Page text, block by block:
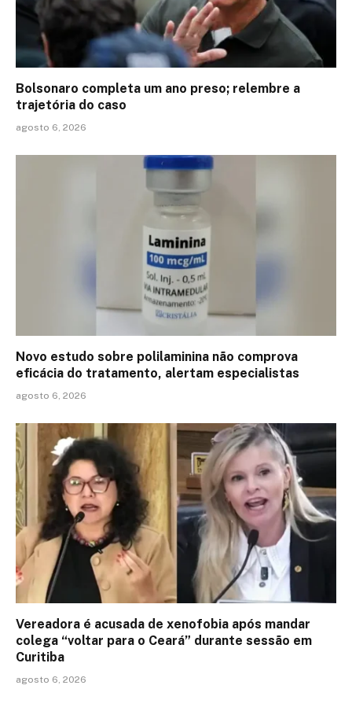
Bolsonaro completa um ano preso; relembre a
trajetória do caso
agosto 6, 2026
Novo estudo sobre polilaminina não comprova
eficácia do tratamento, alertam especialistas
agosto 6, 2026
Vereadora é acusada de xenofobia após mandar
colega “voltar para o Ceará” durante sessão em
Curitiba
agosto 6, 2026